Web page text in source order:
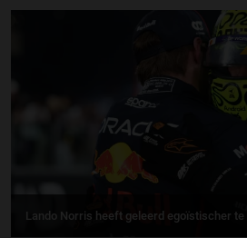
Lando Norris heeft geleerd egoïstischer te